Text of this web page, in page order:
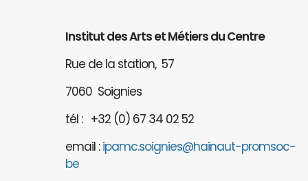
Institut des Arts et Métiers du Centre
Rue de la station, 57
7060 Soignies
tél : +32 (0) 67 34 02 52
email :ipamc.soignies@hainaut-promsoc-
be